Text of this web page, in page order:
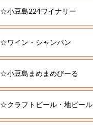
☆小豆島224ワイナリー
☆ワイン・シャンパン
☆小豆島まめまめびーる
☆クラフトビール・地ビール